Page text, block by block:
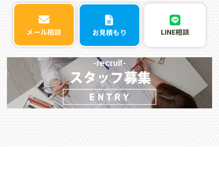
メール相談 お見積もり LINE相談